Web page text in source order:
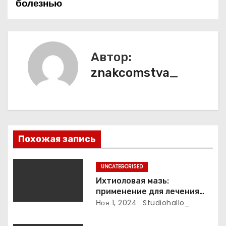
г
п
о
а
болезнью
Автор:
znakcomstva_
Похожая запись
UNCATEGORISED
Ихтиоловая мазь:
применение для лечения
фурункулов
Ноя 1, 2024 Studiohallo_